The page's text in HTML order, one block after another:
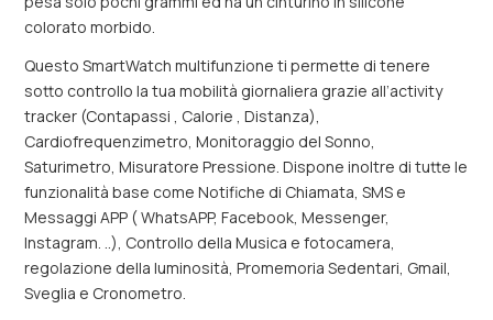
colorato morbido.
Questo SmartWatch multifunzione ti permette di tenere
sotto controllo la tua mobilità giornaliera grazie all’activity
tracker (Contapassi , Calorie , Distanza),
Cardiofrequenzimetro, Monitoraggio del Sonno,
Saturimetro, Misuratore Pressione. Dispone inoltre di tutte le
funzionalità base come Notifiche di Chiamata, SMS e
Messaggi APP ( WhatsAPP, Facebook, Messenger,
Instagram. ..), Controllo della Musica e fotocamera,
regolazione della luminosità, Promemoria Sedentari, Gmail,
Sveglia e Cronometro.